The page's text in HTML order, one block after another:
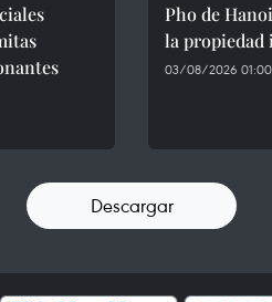
Pho de
la
03/08/2026 01:00
Descargar